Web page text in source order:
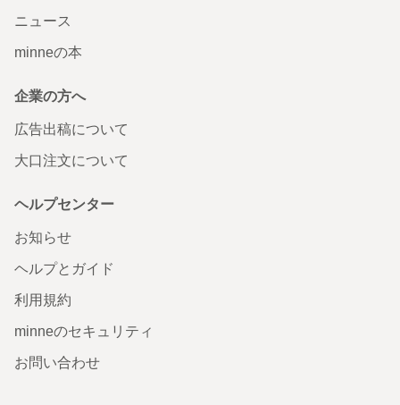
ニュース
minneの本
企業の方へ
広告出稿について
大口注文について
ヘルプセンター
お知らせ
ヘルプとガイド
利用規約
minneのセキュリティ
お問い合わせ